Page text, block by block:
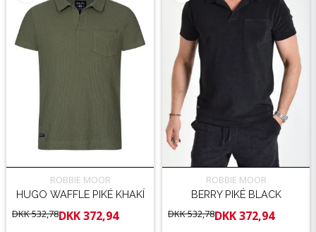
ROBBIE MOOR
HUGO WAFFLE PIKÉ KHAKÍ
DKK 532,78DKK 372,94
ROBBIE MOOR
BERRY PIKÉ BLACK
DKK 532,78DKK 372,94